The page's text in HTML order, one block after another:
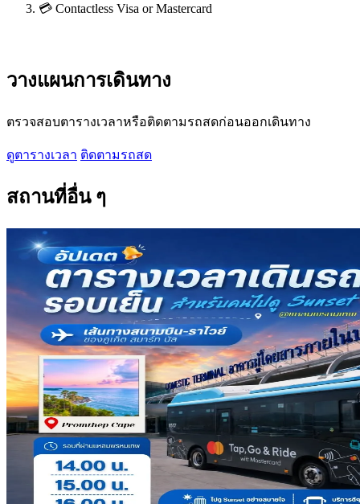
💳 Contactless Visa or Mastercard
วางแผนการเดินทาง
ตรวจสอบตารางเวลาหรือติดตามรถสดก่อนออกเดินทาง
ดูตารางเวลา ติดตามรถสด
สถานที่อื่น ๆ